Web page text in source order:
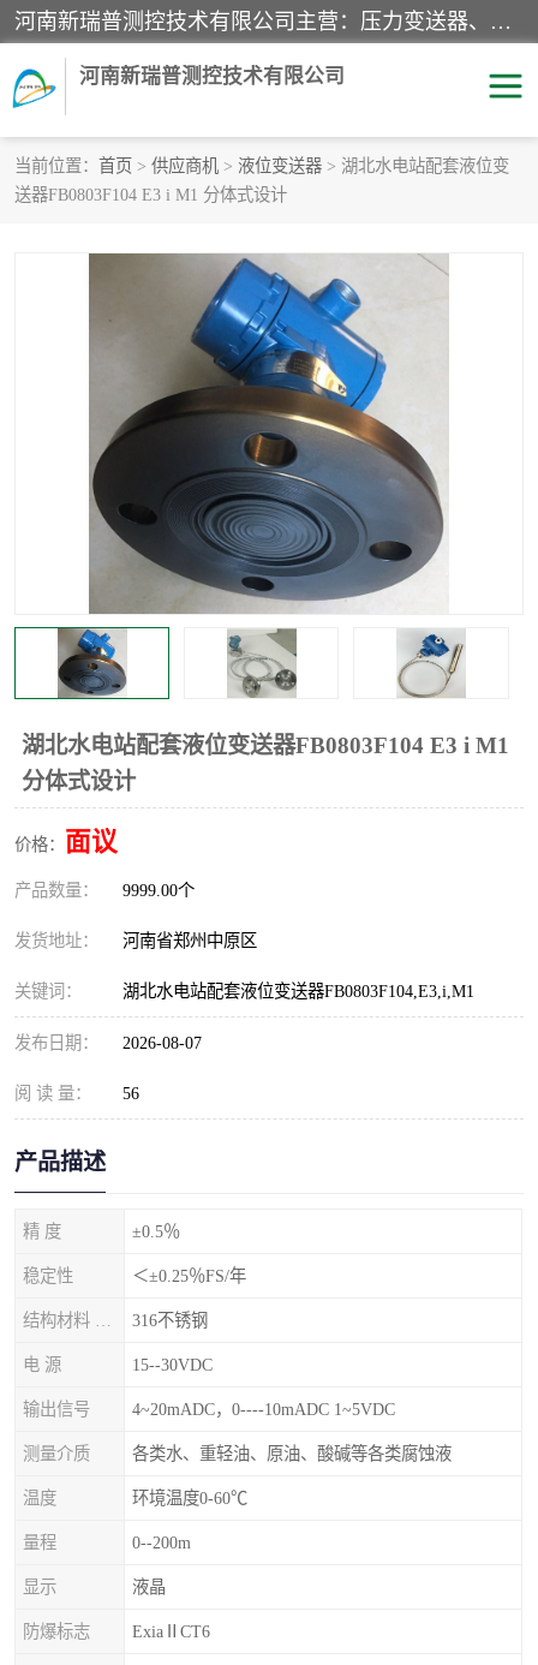
河南新瑞普测控技术有限公司主营：压力变送器、液位变送器、差压变送器、雷达料位计、电容物位计、温度显示控制仪表、电量变送器、流量计、工业自动化系统成套设备。
河南新瑞普测控技术有限公司
当前位置： 首页 > 供应商机 > 液位变送器 > 湖北水电站配套液位变
送器FB0803F104 E3 i M1 分体式设计
湖北水电站配套液位变送器FB0803F104 E3 i M1
分体式设计
价格： 面议
产品数量： 9999.00个
发货地址： 河南省郑州中原区
关键词： 湖北水电站配套液位变送器FB0803F104,E3,i,M1
发布日期： 2026-08-07
阅 读 量： 56
产品描述
精 度 ±0.5％
稳定性 ＜±0.25％FS/年
316不锈钢
电 源 15--30VDC
输出信号 4~20mADC，0----10mADC 1~5VDC
测量介质 各类水、重轻油、原油、酸碱等各类腐蚀液
温度 环境温度0-60℃
量程 0--200m
显示 液晶
防爆标志 ExiaⅡCT6
霍尼韦尔压力变送器
精巧型压力变送器
液位变送器 雷达料位计
标准型工业压力变送器 罐旁显示仪
差压变送器 温度传感器变送器
压力变送器 电容物位计
温度显示控制仪表 电量变送器
流量计 工业自动化系统成套设备